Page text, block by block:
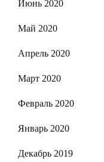
Июнь 2020
Май 2020
Апрель 2020
Март 2020
Февраль 2020
Январь 2020
Декабрь 2019